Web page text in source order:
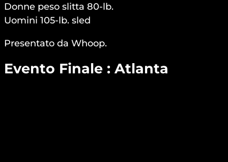
Donne peso slitta 80-lb.
Uomini 105-lb. sled
Presentato da Whoop.
Evento Finale : Atlanta